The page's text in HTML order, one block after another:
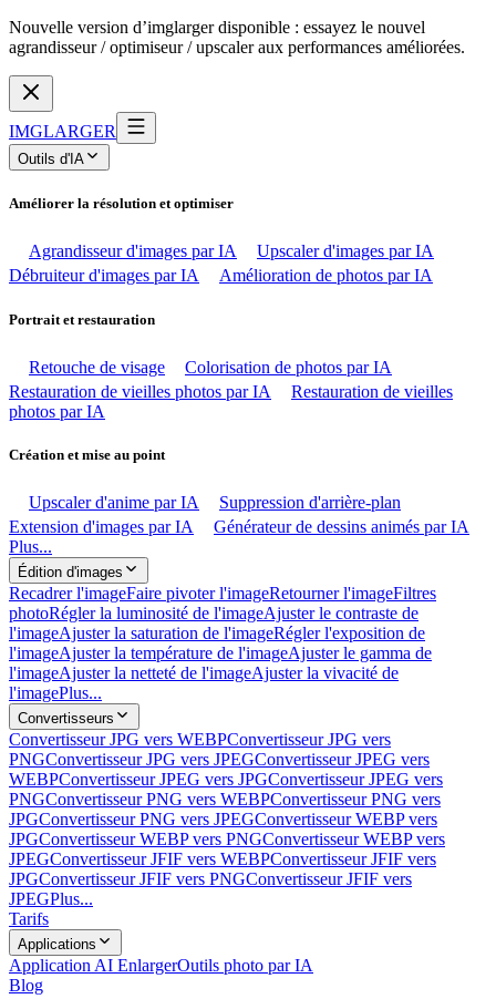
Nouvelle version d’imglarger disponible : essayez le nouvel
agrandisseur / optimiseur / upscaler aux performances améliorées.
IMGLARGER
Outils d'IA
Améliorer la résolution et optimiser
Agrandisseur d'images par IA
Upscaler d'images par IA
Débruiteur d'images par IA
Amélioration de photos par IA
Portrait et restauration
Retouche de visage
Colorisation de photos par IA
Restauration de vieilles photos par IA
Restauration de vieilles
photos par IA
Création et mise au point
Upscaler d'anime par IA
Suppression d'arrière-plan
Extension d'images par IA
Générateur de dessins animés par IA
Plus...
Édition d'images
Recadrer l'imageFaire pivoter l'imageRetourner l'imageFiltres
photoRégler la luminosité de l'imageAjuster le contraste de
l'imageAjuster la saturation de l'imageRégler l'exposition de
l'imageAjuster la température de l'imageAjuster le gamma de
l'imageAjuster la netteté de l'imageAjuster la vivacité de
l'imagePlus...
Convertisseurs
Convertisseur JPG vers WEBPConvertisseur JPG vers
PNGConvertisseur JPG vers JPEGConvertisseur JPEG vers
WEBPConvertisseur JPEG vers JPGConvertisseur JPEG vers
PNGConvertisseur PNG vers WEBPConvertisseur PNG vers
JPGConvertisseur PNG vers JPEGConvertisseur WEBP vers
JPGConvertisseur WEBP vers PNGConvertisseur WEBP vers
JPEGConvertisseur JFIF vers WEBPConvertisseur JFIF vers
JPGConvertisseur JFIF vers PNGConvertisseur JFIF vers
JPEGPlus...
Tarifs
Applications
Application AI EnlargerOutils photo par IA
Blog